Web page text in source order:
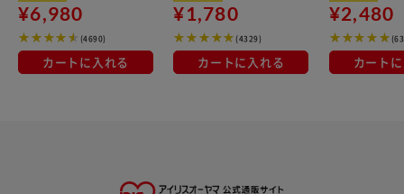
¥6,980
(4690)
カートに入れる
¥1,780
(4329)
カートに入れる
¥2,480
カート